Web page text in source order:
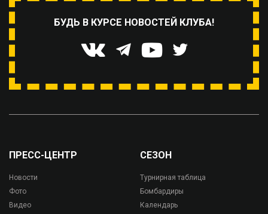
БУДЬ В КУРСЕ НОВОСТЕЙ КЛУБА!
ПРЕСС-ЦЕНТР
Новости
Фото
Видео
СЕЗОН
Турнирная таблица
Бомбардиры
Календарь